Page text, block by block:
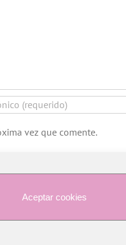
Aceptar cookies
vez que comente.